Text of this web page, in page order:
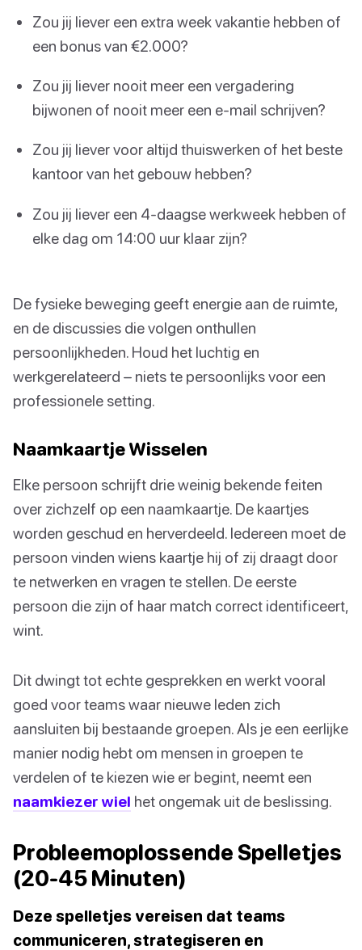
Zou jij liever een extra week vakantie hebben of
een bonus van €2.000?
Zou jij liever nooit meer een vergadering
bijwonen of nooit meer een e-mail schrijven?
Zou jij liever voor altijd thuiswerken of het beste
kantoor van het gebouw hebben?
Zou jij liever een 4-daagse werkweek hebben of
elke dag om 14:00 uur klaar zijn?
De fysieke beweging geeft energie aan de ruimte,
en de discussies die volgen onthullen
persoonlijkheden. Houd het luchtig en
werkgerelateerd – niets te persoonlijks voor een
professionele setting.
Naamkaartje Wisselen
Elke persoon schrijft drie weinig bekende feiten
over zichzelf op een naamkaartje. De kaartjes
worden geschud en herverdeeld. Iedereen moet de
persoon vinden wiens kaartje hij of zij draagt door
te netwerken en vragen te stellen. De eerste
persoon die zijn of haar match correct identificeert,
wint.
Dit dwingt tot echte gesprekken en werkt vooral
goed voor teams waar nieuwe leden zich
aansluiten bij bestaande groepen. Als je een eerlijke
manier nodig hebt om mensen in groepen te
verdelen of te kiezen wie er begint, neemt een
naamkiezer wiel het ongemak uit de beslissing.
Probleemoplossende Spelletjes
(20-45 Minuten)
Deze spelletjes vereisen dat teams
communiceren, strategiseren en